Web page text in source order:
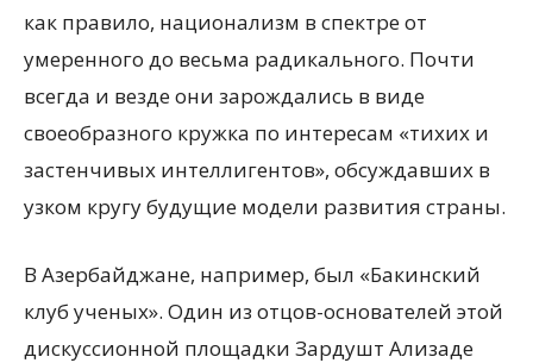
как правило, национализм в спектре от
умеренного до весьма радикального. Почти
всегда и везде они зарождались в виде
своеобразного кружка по интересам «тихих и
застенчивых интеллигентов», обсуждавших в
узком кругу будущие модели развития страны.
В Азербайджане, например, был «Бакинский
клуб ученых». Один из отцов-основателей этой
дискуссионной площадки Зардушт Ализаде